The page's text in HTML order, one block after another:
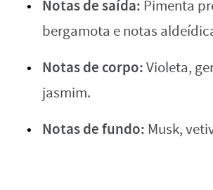
Notas de saída: Pimenta
bergamota e notas
Notas de corpo:Violeta,
jasmim.
Notas de fundo: Musk,